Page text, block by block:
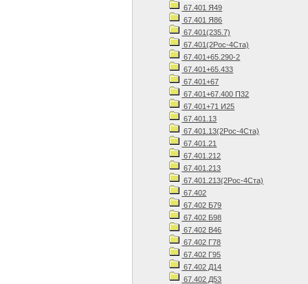
67.401 Я49
67.401 Я86
67.401(235.7)
67.401(2Рос-4Ста)
67.401+65.290-2
67.401+65.433
67.401+67
67.401+67.400 П32
67.401+71 И25
67.401.13
67.401.13(2Рос-4Ста)
67.401.21
67.401.212
67.401.213
67.401.213(2Рос-4Ста)
67.402
67.402 Б79
67.402 Б98
67.402 В46
67.402 Г78
67.402 Г95
67.402 Д14
67.402 Д53